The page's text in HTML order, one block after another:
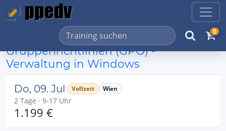
0
Gruppenrichtlinien (GPO) -
Verwaltung in Windows
Do, 09. Jul Vollzeit Wien
2 Tage · 9-17 Uhr
1.199 €